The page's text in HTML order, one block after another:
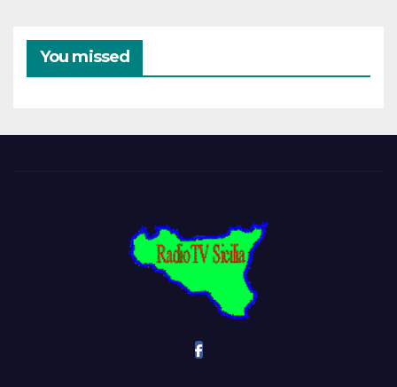
You missed